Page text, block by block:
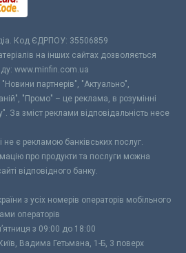
Код ЄДРПОУ: 35506859
на інших сайтах дозволяється
www.minfin.com.ua
партнерів", "Актуально",
"Промо" – це реклама, в розумінні
За зміст реклами відповідальність несе
не є рекламою банківських послуг.
про продукти та послуги можна
відповідного банку.
з усіх номерів операторів мобільного
операторів
з 09:00 до 18:00
Вадима Гетьмана, 1-Б, 3 поверх